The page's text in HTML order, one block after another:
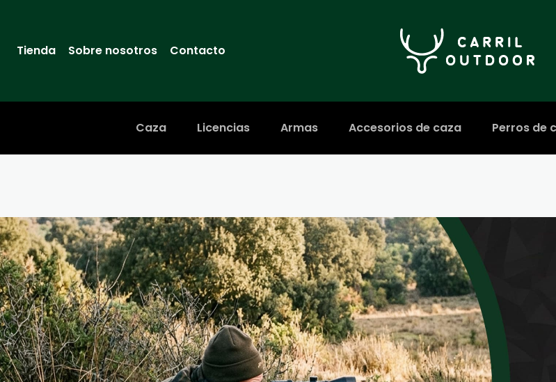
Tienda Sobre nosotros Contacto
Caza Licencias Armas Accesorios de caza Perros de